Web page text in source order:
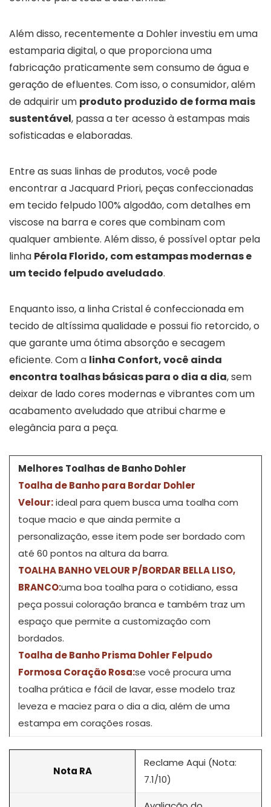
Além disso, recentemente a Dohler investiu em uma
estamparia digital, o que proporciona uma
fabricação praticamente sem consumo de água e
geração de efluentes. Com isso, o consumidor, além
de adquirir um produto produzido de forma mais
sustentável, passa a ter acesso à estampas mais
sofisticadas e elaboradas.
Entre as suas linhas de produtos, você pode
encontrar a Jacquard Priori, peças confeccionadas
em tecido felpudo 100% algodão, com detalhes em
viscose na barra e cores que combinam com
qualquer ambiente. Além disso, é possível optar pela
linha Pérola Florido, com estampas modernas e
um tecido felpudo aveludado.
Enquanto isso, a linha Cristal é confeccionada em
tecido de altíssima qualidade e possui fio retorcido, o
que garante uma ótima absorção e secagem
eficiente. Com a linha Confort, você ainda
encontra toalhas básicas para o dia a dia, sem
deixar de lado cores modernas e vibrantes com um
acabamento aveludado que atribui charme e
elegância para a peça.
Melhores Toalhas de Banho Dohler
Toalha de Banho para Bordar Dohler
Velour:ideal para quem busca uma toalha com
toque macio e que ainda permite a
personalização, esse item pode ser bordado com
até 60 pontos na altura da barra.
TOALHA BANHO VELOUR P/BORDAR BELLA LISO,
BRANCO:uma boa toalha para o cotidiano, essa
peça possui coloração branca e também traz um
espaço que permite a customização com
bordados.
Toalha de Banho Prisma Dohler Felpudo
Formosa Coração Rosa:se você procura uma
toalha prática e fácil de lavar, esse modelo traz
leveza e maciez para o dia a dia, além de uma
estampa em corações rosas.
Nota RA
Reclame Aqui (Nota:
7.1/10)